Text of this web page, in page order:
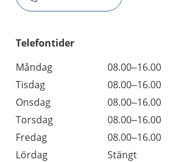
Telefontider
Måndag
08.00–16.00
Tisdag
08.00–16.00
Onsdag
08.00–16.00
Torsdag
08.00–16.00
Fredag
08.00–16.00
Lördag
Stängt